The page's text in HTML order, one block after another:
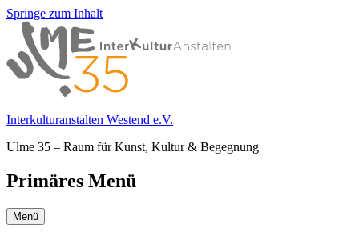
Springe zum Inhalt
Interkulturanstalten Westend e.V.
Ulme 35 – Raum für Kunst, Kultur & Begegnung
Primäres Menü
Menü